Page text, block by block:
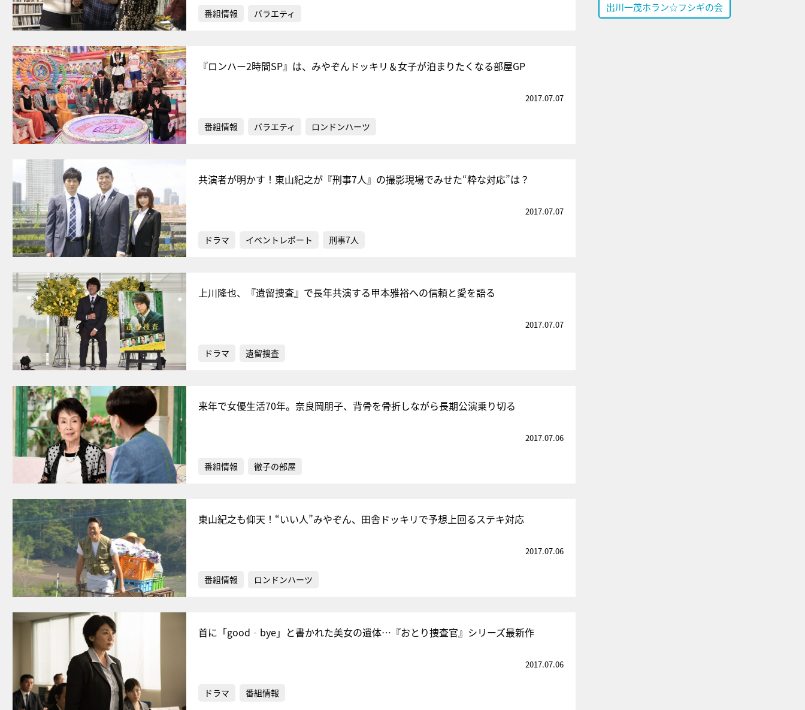
番組情報 バラエティ
『ロンハー2時間SP』は、みやぞんドッキリ＆女子が泊まりたくなる部屋GP
2017.07.07
番組情報 バラエティ ロンドンハーツ
共演者が明かす！東山紀之が『刑事7人』の撮影現場でみせた“粋な対応”は？
2017.07.07
ドラマ イベントレポート 刑事7人
上川隆也、『遺留捜査』で長年共演する甲本雅裕への信頼と愛を語る
2017.07.07
ドラマ 遺留捜査
来年で女優生活70年。奈良岡朋子、背骨を骨折しながら長期公演乗り切る
2017.07.06
番組情報 徹子の部屋
東山紀之も仰天！“いい人”みやぞん、田舎ドッキリで予想上回るステキ対応
2017.07.06
番組情報 ロンドンハーツ
首に「good‐bye」と書かれた美女の遺体…『おとり捜査官』シリーズ最新作
2017.07.06
ドラマ 番組情報
出川一茂ホラン☆フシギの会